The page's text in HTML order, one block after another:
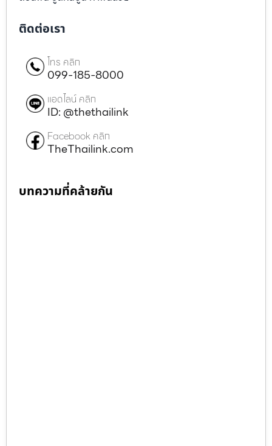
ติดต่อเรา
โทร คลิก
099-185-8000
แอดไลน์ คลิก
ID: @thethailink
Facebook คลิก
TheThailink.com
บทความที่คล้ายกัน